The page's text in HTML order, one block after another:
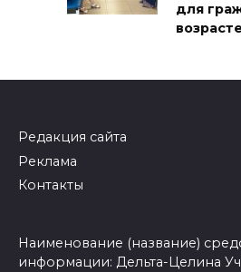
для
Редакция сайта
Реклама
Контакты
Наименование (название)
информации: Дельта-Целина